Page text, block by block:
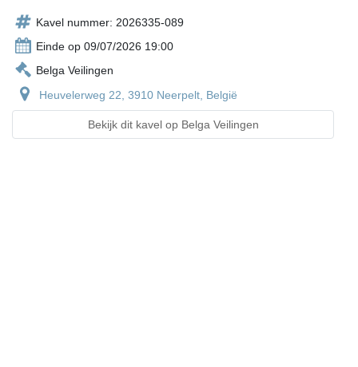
Kavel nummer: 2026335-089
Einde op 09/07/2026 19:00
Belga Veilingen
Heuvelerweg 22, 3910 Neerpelt, België
Bekijk dit kavel op Belga Veilingen